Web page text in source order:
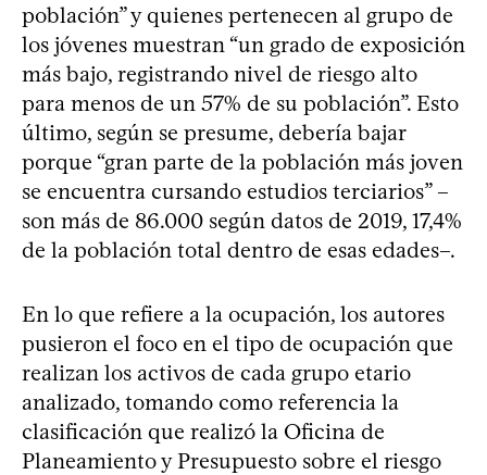
población” y quienes pertenecen al grupo de
los jóvenes muestran “un grado de exposición
más bajo, registrando nivel de riesgo alto
para menos de un 57% de su población”. Esto
último, según se presume, debería bajar
porque “gran parte de la población más joven
se encuentra cursando estudios terciarios” –
son más de 86.000 según datos de 2019, 17,4%
de la población total dentro de esas edades–.
En lo que refiere a la ocupación, los autores
pusieron el foco en el tipo de ocupación que
realizan los activos de cada grupo etario
analizado, tomando como referencia la
clasificación que realizó la Oficina de
Planeamiento y Presupuesto sobre el riesgo